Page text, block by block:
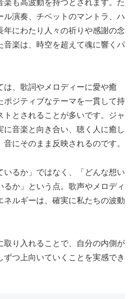
楽も高波動を持つとされます。た
ル演奏、チベットのマントラ、ハ
年にわたり人々の祈りや感謝の念
音楽は、時空を超えて魂に響くパ
は、歌詞やメロディーに愛や癒
ポジティブなテーマを一貫して持
トとされることが多いです。ジャ
に音楽と向き合い、聴く人に癒し
にそのまま反映されるのです。
いるか」ではなく、「どんな想い
るか」という点。歌声やメロディ
ネルギーは、確実に私たちの波動
取り入れることで、自分の内側が
つ上向いていくことを実感でき